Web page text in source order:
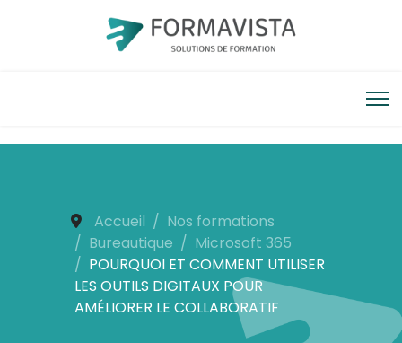
Accueil
Nos formations
Bureautique
Microsoft 365
POURQUOI ET COMMENT UTILISER
LES OUTILS DIGITAUX POUR
AMÉLIORER LE COLLABORATIF